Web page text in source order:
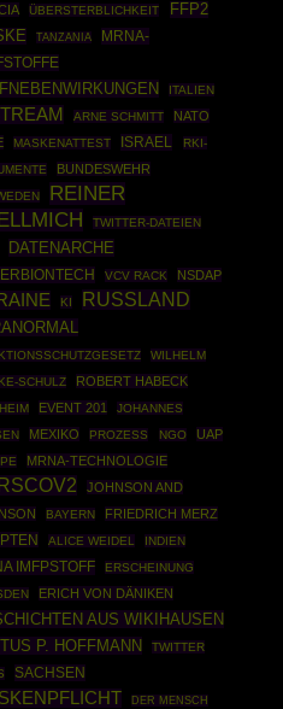
ÜBERSTERBLICHKEIT
FFP2
TANZANIA
MRNA-
ITALIEN
ARNE SCHMITT
NATO
MASKENATTEST ISRAEL
RKI-
BUNDESWEHR
REINER
TWITTER-DATEIEN
DATENARCHE
VCV RACK NSDAP
KI RUSSLAND
WILHELM
SCHULZ
ROBERT HABECK
EVENT 201
JOHANNES
MEXIKO PROZESS NGO UAP
MRNA-TECHNOLOGIE
JOHNSON AND
BAYERN FRIEDRICH MERZ
ALICE WEIDEL INDIEN
IMFPSTOFF
ERSCHEINUNG
ERICH VON DÄNIKEN
AUS WIKIHAUSEN
P. HOFFMANN
TWITTER
SACHSEN
DER MENSCH